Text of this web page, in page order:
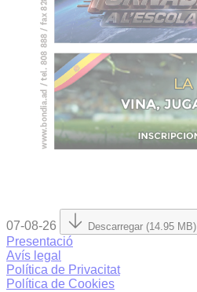
07-08-26 Descarregar (14.95 MB)
Presentació
Avís legal
Política de Privacitat
Política de Cookies